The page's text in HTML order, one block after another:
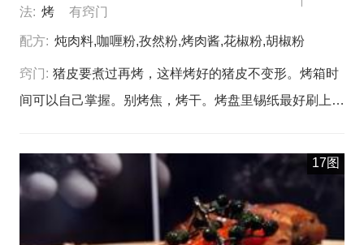
法: 烤 有窍门
配方: 炖肉料,咖喱粉,孜然粉,烤肉酱,花椒粉,胡椒粉
窍门: 猪皮要煮过再烤，这样烤好的猪皮不变形。烤箱时
间可以自己掌握。别烤焦，烤干。烤盘里锡纸最好刷上
了哦。喜欢吃辣椒可以撒兑上辣椒。
17图